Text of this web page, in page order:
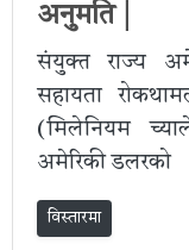
अनुमति |
संयुक्त राज्य
सहायता
(मिलेनियम
अमेरिकी डलरको
विस्तारमा